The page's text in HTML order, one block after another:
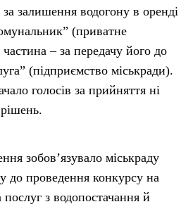
за залишення водогону в оренді
(приватне
– за передачу його до
(підприємство міськради).
голосів за прийняття ні
зобов’язувало міськраду
до проведення конкурсу на
з водопостачання й